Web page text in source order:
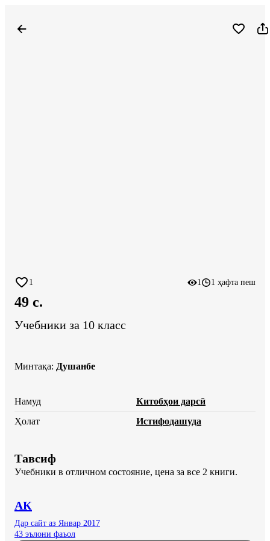
1 1 1 ҳафта пеш
49 c.
Учебники за 10 класс
Минтақа: Душанбе
Намуд
Китобҳои дарсӣ
Ҳолат
Истифодашуда
Тавсиф
Учебники в отличном состояние, цена за все 2 книги.
АК
Дар сайт аз Январ 2017
43 эълони фаъол